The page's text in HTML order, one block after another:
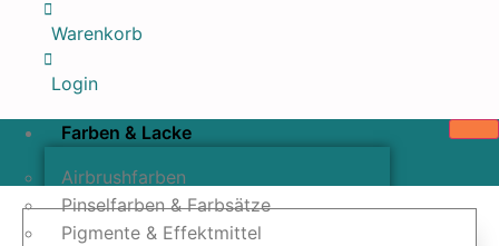
Warenkorb
Login
Farben & Lacke
Airbrushfarben
Pinselfarben & Farbsätze
Pigmente & Effektmittel